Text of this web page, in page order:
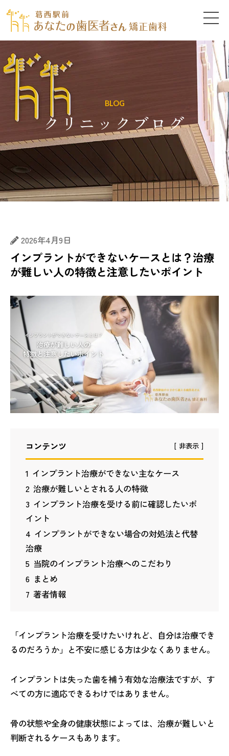
BLOG
クリニックブログ
2026年4月9日
インプラントができないケースとは？治療
が難しい人の特徴と注意したいポイント
コンテンツ 非表示
1 インプラント治療ができない主なケース
2 治療が難しいとされる人の特徴
3 インプラント治療を受ける前に確認したいポ
イント
4 インプラントができない場合の対処法と代替
治療
5 当院のインプラント治療へのこだわり
6 まとめ
7 著者情報
「インプラント治療を受けたいけれど、自分は治療でき
るのだろうか」と不安に感じる方は少なくありません。
インプラントは失った歯を補う有効な治療法ですが、す
べての方に適応できるわけではありません。
骨の状態や全身の健康状態によっては、治療が難しいと
判断されるケースもあります。